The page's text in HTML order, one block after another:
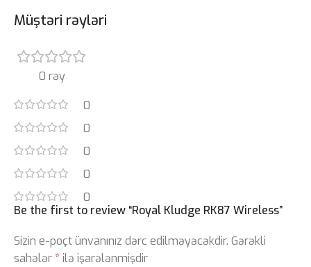
Müştəri rəyləri
0 rəy
0
0
0
0
0
Be the first to review “Royal Kludge RK87 Wireless”
Sizin e-poçt ünvanınız dərc edilməyəcəkdir. Gərəkli
sahələr*ilə işarələnmişdir